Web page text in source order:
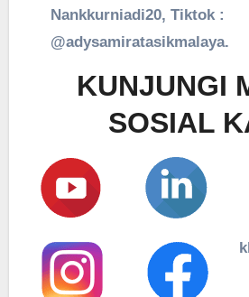
Nankkurniadi20, Tiktok :
@adysamiratasikmalaya.
KUNJUNGI
SOSIAL